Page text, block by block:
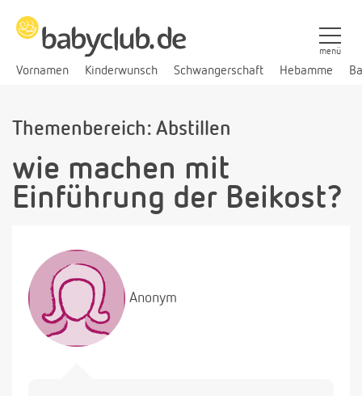
Vornamen Kinderwunsch Schwangerschaft Hebamme
menü
Themenbereich: Abstillen
wie machen mit
Einführung der Beikost?
Anonym